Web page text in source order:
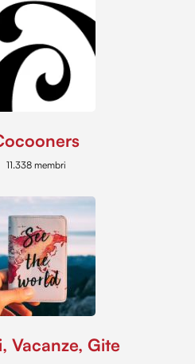
11.338 membri
Vacanze, Gite